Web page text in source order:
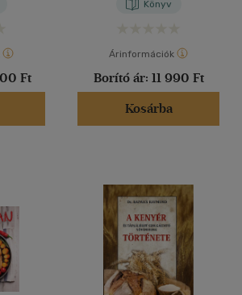
Ft
Könyv
Árinformációk
Borító ár: 11 990 Ft
Kosárba